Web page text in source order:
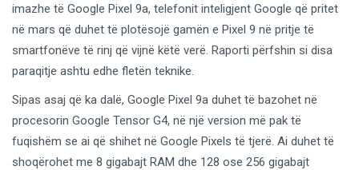
imazhe të Google Pixel 9a, telefonit inteligjent Google që pritet
në mars që duhet të plotësojë gamën e Pixel 9 në pritje të
smartfonëve të rinj që vijnë këtë verë. Raporti përfshin si disa
paraqitje ashtu edhe fletën teknike.
Sipas asaj që ka dalë, Google Pixel 9a duhet të bazohet në
procesorin Google Tensor G4, në një version më pak të
fuqishëm se ai që shihet në Google Pixels të tjerë. Ai duhet të
shoqërohet me 8 gigabajt RAM dhe 128 ose 256 gigabajt